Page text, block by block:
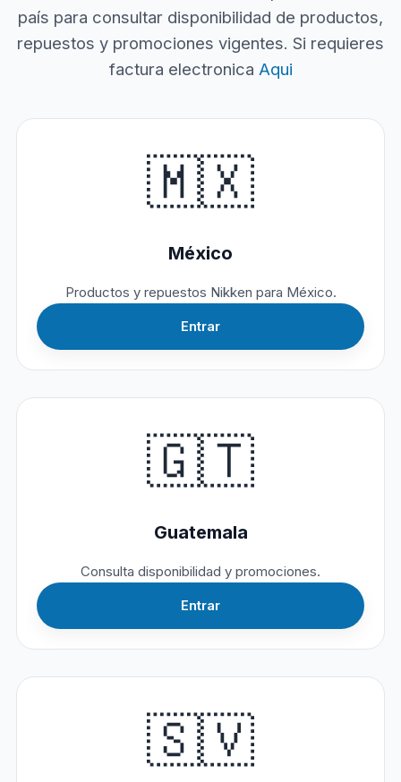
país para consultar disponibilidad de productos,
repuestos y promociones vigentes. Si requieres
factura electronica Aqui
🇲🇽
México
Productos y repuestos Nikken para México.
Entrar
🇬🇹
Guatemala
Consulta disponibilidad y promociones.
Entrar
🇸🇻